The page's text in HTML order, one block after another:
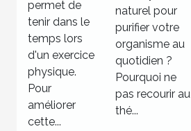
permet de
tenir dans le
temps lors
d'un exercice
physique.
Pour
améliorer
cette...
naturel pour
purifier votre
organisme au
quotidien ?
Pourquoi ne
pas recourir au
thé...